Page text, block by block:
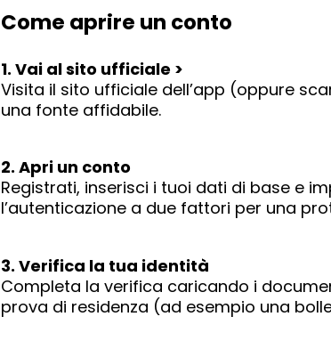
Come aprire un conto
1. Vai al sito ufficiale >
Visita il sito ufficiale dell’app (oppure
una fonte affidabile.
2. Apri un conto
Registrati, inserisci i tuoi dati di base e
l’autenticazione a due fattori per una
3. Verifica la tua identità
Completa la verifica caricando i
prova di residenza (ad esempio una